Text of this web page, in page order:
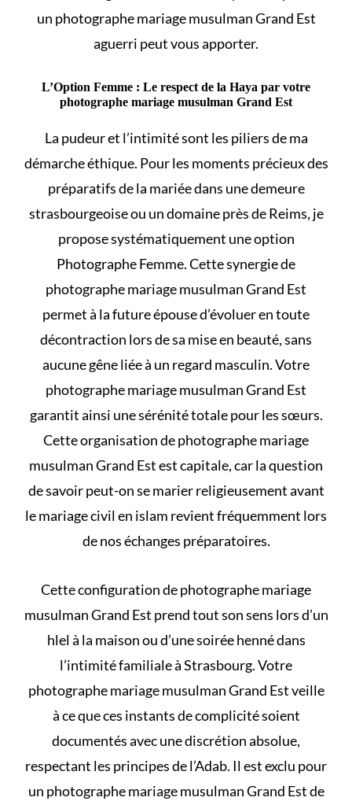
un photographe mariage musulman Grand Est
aguerri peut vous apporter.
L’Option Femme : Le respect de la Haya par votre
photographe mariage musulman Grand Est
La pudeur et l’intimité sont les piliers de ma
démarche éthique. Pour les moments précieux des
préparatifs de la mariée dans une demeure
strasbourgeoise ou un domaine près de Reims, je
propose systématiquement une option
Photographe Femme. Cette synergie de
photographe mariage musulman Grand Est
permet à la future épouse d’évoluer en toute
décontraction lors de sa mise en beauté, sans
aucune gêne liée à un regard masculin. Votre
photographe mariage musulman Grand Est
garantit ainsi une sérénité totale pour les sœurs.
Cette organisation de photographe mariage
musulman Grand Est est capitale, car la question
de savoirpeut-on se marier religieusement avant
le mariage civil en islam revient fréquemment lors
de nos échanges préparatoires.
Cette configuration de photographe mariage
musulman Grand Est prend tout son sens lors d’un
hlel à la maisonou d’une soirée henné dans
l’intimité familiale à Strasbourg. Votre
photographe mariage musulman Grand Est veille
à ce que ces instants de complicité soient
documentés avec une discrétion absolue,
respectant les principes de l’Adab. Il est exclu pour
un photographe mariage musulman Grand Est de